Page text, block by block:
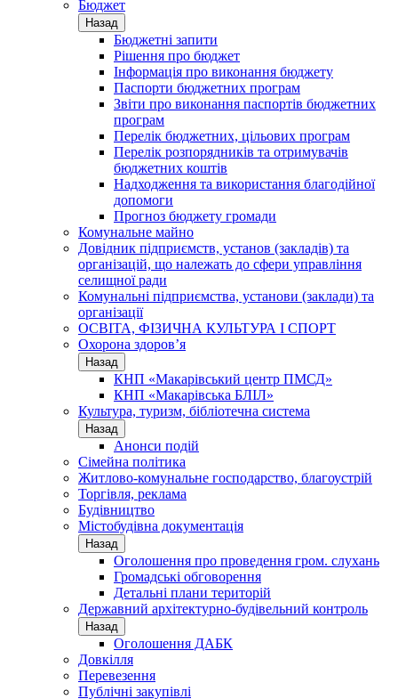
Бюджет
Назад
Бюджетні запити
Рішення про бюджет
Інформація про виконання бюджету
Паспорти бюджетних програм
Звіти про виконання паспортів бюджетних
програм
Перелік бюджетних, цільових програм
Перелік розпорядників та отримувачів
бюджетних коштів
Надходження та використання благодійної
допомоги
Прогноз бюджету громади
Комунальне майно
Довідник підприємств, установ (закладів) та
організацій, що належать до сфери управління
селищної ради
Комунальні підприємства, установи (заклади) та
організації
ОСВІТА, ФІЗИЧНА КУЛЬТУРА І СПОРТ
Охорона здоров’я
Назад
КНП «Макарівський центр ПМСД»
КНП «Макарівська БЛІЛ»
Культура, туризм, бібліотечна система
Назад
Анонси подій
Сімейна політика
Житлово-комунальне господарство, благоустрій
Торгівля, реклама
Будівництво
Містобудівна документація
Назад
Оголошення про проведення гром. слухань
Громадські обговорення
Детальні плани територій
Державний архітектурно-будівельний контроль
Назад
Оголошення ДАБК
Довкілля
Перевезення
Публічні закупівлі